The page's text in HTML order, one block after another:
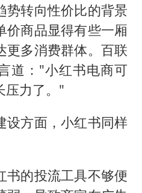
势转向性价比的背景
价商品显得有些一厢
更多消费群体。百联
道："小红书电商可
压力了。"
设方面，小红书同样
书的投流工具不够便